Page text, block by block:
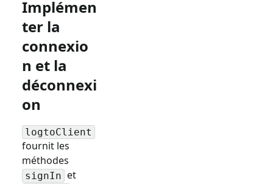
Implémen
ter la
connexio
n et la
déconnexi
on
logtoClient
fournit les
méthodes
signIn et